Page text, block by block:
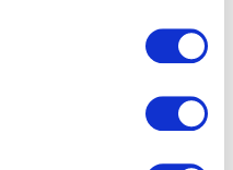
Perla (uz MDF) vienpusējs dekors